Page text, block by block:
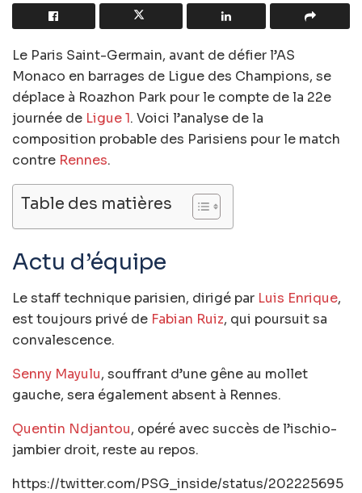
Le Paris Saint-Germain, avant de défier l’AS
Monaco en barrages de Ligue des Champions, se
déplace à Roazhon Park pour le compte de la 22e
journée de Ligue 1. Voici l’analyse de la
composition probable des Parisiens pour le match
contre Rennes.
Table des matières
Actu d’équipe
Le staff technique parisien, dirigé par Luis Enrique,
est toujours privé de Fabian Ruiz, qui poursuit sa
convalescence.
Senny Mayulu, souffrant d’une gêne au mollet
gauche, sera également absent à Rennes.
Quentin Ndjantou, opéré avec succès de l’ischio-
jambier droit, reste au repos.
https://twitter.com/PSG_inside/status/202225695